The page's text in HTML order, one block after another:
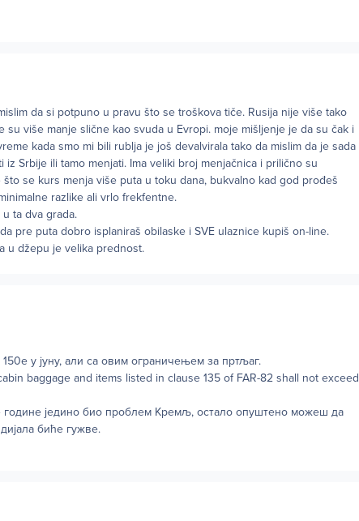
da si potpuno u pravu što se troškova tiče. Rusija nije više tako
su više manje slične kao svuda u Evropi. moje mišljenje je da su čak i
kada smo mi bili rublja je još devalvirala tako da mislim da je sada
Srbije ili tamo menjati. Ima veliki broj menjačnica i prilično su
se kurs menja više puta u toku dana, bukvalno kad god prođeš
razlike ali vrlo frekfentne.
ta dva grada.
pre puta dobro isplaniraš obilaske i SVE ulaznice kupiš on-line.
u džepu je velika prednost.
150е у јуну, aли са овим ограничењем за пртљаг.
baggage and items listed in clause 135 of FAR-82 shall not exceed
године једино био проблем Кремљ, остало опуштено можеш да
биће гужве.